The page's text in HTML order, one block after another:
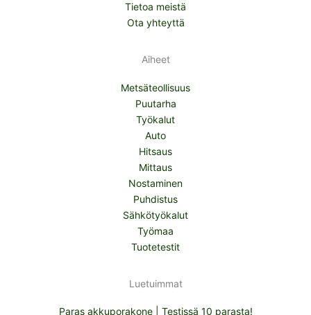
Tietoa meistä
Ota yhteyttä
Aiheet
Metsäteollisuus
Puutarha
Työkalut
Auto
Hitsaus
Mittaus
Nostaminen
Puhdistus
Sähkötyökalut
Työmaa
Tuotetestit
Luetuimmat
Paras akkuporakone | Testissä 10 parasta!